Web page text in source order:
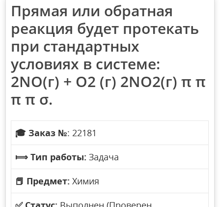
Прямая или обратная
реакция будет протекать
при стандартных
условиях в системе:
2NO(г) + O2 (г) 2NO2(г) π π
π π σ.
🎓 Заказ №: 22181
⟾ Тип работы: Задача
📕 Предмет: Химия